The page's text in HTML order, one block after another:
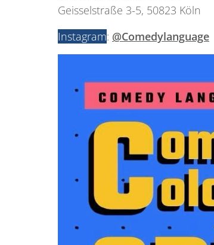
Geisselstraße 3-5, 50823 Köln
Instagram: @Comedylanguage